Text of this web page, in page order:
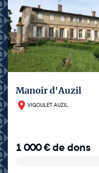
Manoir d'Auzil
VIGOULET AUZIL
1 000€de dons